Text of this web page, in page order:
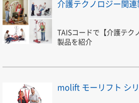
介護テクノロジー関連
TAISコードで【介護テク
製品を紹介
molift モーリフト シ